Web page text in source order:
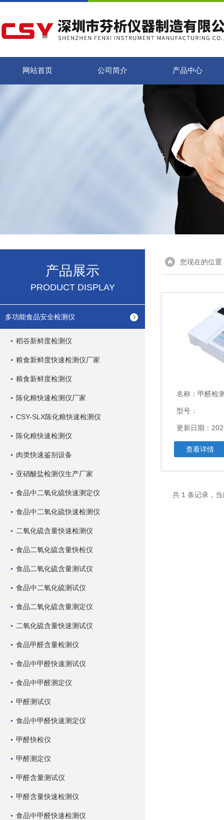
网站首页 公司简介 产品中心
产品展示
PRODUCT DISPLAY
多功能食品安全检测仪
稻谷新鲜度检测仪
粮食新鲜度快速检测仪厂家
粮食新鲜度检测仪
陈化粮快速检测仪厂家
CSY-SLX陈化粮快速检测仪
陈化粮快速检测仪
肉类快速鉴别设备
亚硝酸盐检测仪生产厂家
食品中二氧化硫快速测定仪
食品中二氧化硫快速检测仪
二氧化硫含量快速检测仪
食品二氧化硫含量快检仪
食品二氧化硫含量测试仪
食品中二氧化硫测试仪
食品二氧化硫含量测定仪
二氧化硫含量快速测试仪
食品甲醛含量检测仪
食品中甲醛快速测试仪
食品中甲醛测定仪
甲醛测试仪
食品中甲醛快速测定仪
甲醛快检仪
甲醛测定仪
甲醛含量测试仪
甲醛含量快速检测仪
食品中甲醛快速检测仪
您现在的位置
名称： 甲醛检
型号：
更新日期：
查看详情
共 1 条记录，